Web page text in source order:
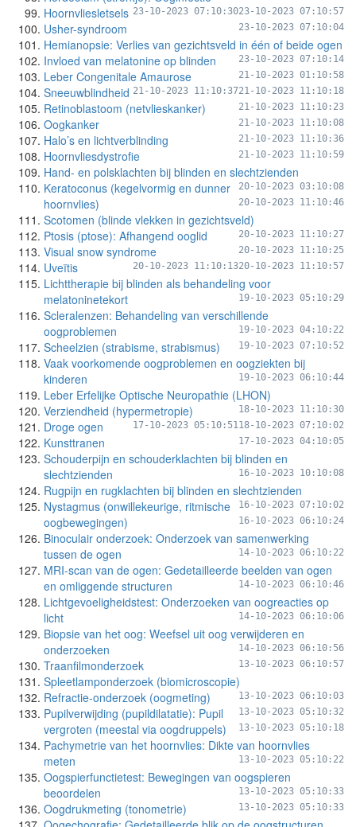
23-10-2023 07:10:57
Hoornvliesletsels 23-10-2023 07:10:30
Usher-syndroom 23-10-2023 07:10:04
Hemianopsie: Verlies van gezichtsveld in één of beide ogen
23-10-2023 07:10:14
Invloed van melatonine op blinden
21-10-2023 01:10:58
Leber Congenitale Amaurose
21-10-2023 11:10:18
Sneeuwblindheid 21-10-2023 11:10:37
Retinoblastoom (netvlieskanker) 21-10-2023 11:10:23
Oogkanker 21-10-2023 11:10:08
Halo’s en lichtverblinding 21-10-2023 11:10:36
Hoornvliesdystrofie 21-10-2023 11:10:59
Hand- en polsklachten bij blinden en slechtzienden
20-10-2023 03:10:08
Keratoconus (kegelvormig en dunner
hoornvlies)
20-10-2023 11:10:46
Scotomen (blinde vlekken in gezichtsveld)
20-10-2023 11:10:27
Ptosis (ptose): Afhangend ooglid
20-10-2023 11:10:25
Visual snow syndrome
20-10-2023 11:10:57
Uveïtis 20-10-2023 11:10:13
Lichttherapie bij blinden als behandeling voor
melatoninetekort
19-10-2023 05:10:29
Scleralenzen: Behandeling van verschillende
oogproblemen
19-10-2023 04:10:22
Scheelzien (strabisme, strabismus) 19-10-2023 07:10:52
Vaak voorkomende oogproblemen en oogziekten bij
kinderen
19-10-2023 06:10:44
Leber Erfelijke Optische Neuropathie (LHON)
18-10-2023 11:10:30
Verziendheid (hypermetropie)
18-10-2023 07:10:02
Droge ogen 17-10-2023 05:10:51
Kunsttranen 17-10-2023 04:10:05
Schouderpijn en schouderklachten bij blinden en
slechtzienden
16-10-2023 10:10:08
Rugpijn en rugklachten bij blinden en slechtzienden
16-10-2023 07:10:02
Nystagmus (onwillekeurige, ritmische
oogbewegingen)
16-10-2023 06:10:24
Binoculair onderzoek: Onderzoek van samenwerking
tussen de ogen
14-10-2023 06:10:22
MRI-scan van de ogen: Gedetailleerde beelden van ogen
en omliggende structuren
14-10-2023 06:10:46
Lichtgevoeligheidstest: Onderzoeken van oogreacties op
licht
14-10-2023 06:10:06
Biopsie van het oog: Weefsel uit oog verwijderen en
onderzoeken
14-10-2023 06:10:56
Traanfilmonderzoek 13-10-2023 06:10:57
Spleetlamponderzoek (biomicroscopie)
13-10-2023 06:10:03
Refractie-onderzoek (oogmeting)
13-10-2023 05:10:32
Pupilverwijding (pupildilatatie): Pupil
vergroten (meestal via oogdruppels)
13-10-2023 05:10:18
Pachymetrie van het hoornvlies: Dikte van hoornvlies
meten
13-10-2023 05:10:22
Oogspierfunctietest: Bewegingen van oogspieren
beoordelen
13-10-2023 05:10:33
Oogdrukmeting (tonometrie) 13-10-2023 05:10:33